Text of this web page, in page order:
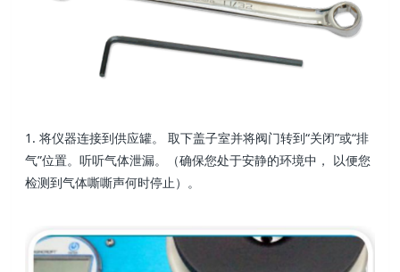
1. 将仪器连接到供应罐。 取下盖子室并将阀门转到“关闭”或“排
气”位置。听听气体泄漏。
（确保您处于安静的环境中， 以便您
检测到气体嘶嘶声何时停止）。